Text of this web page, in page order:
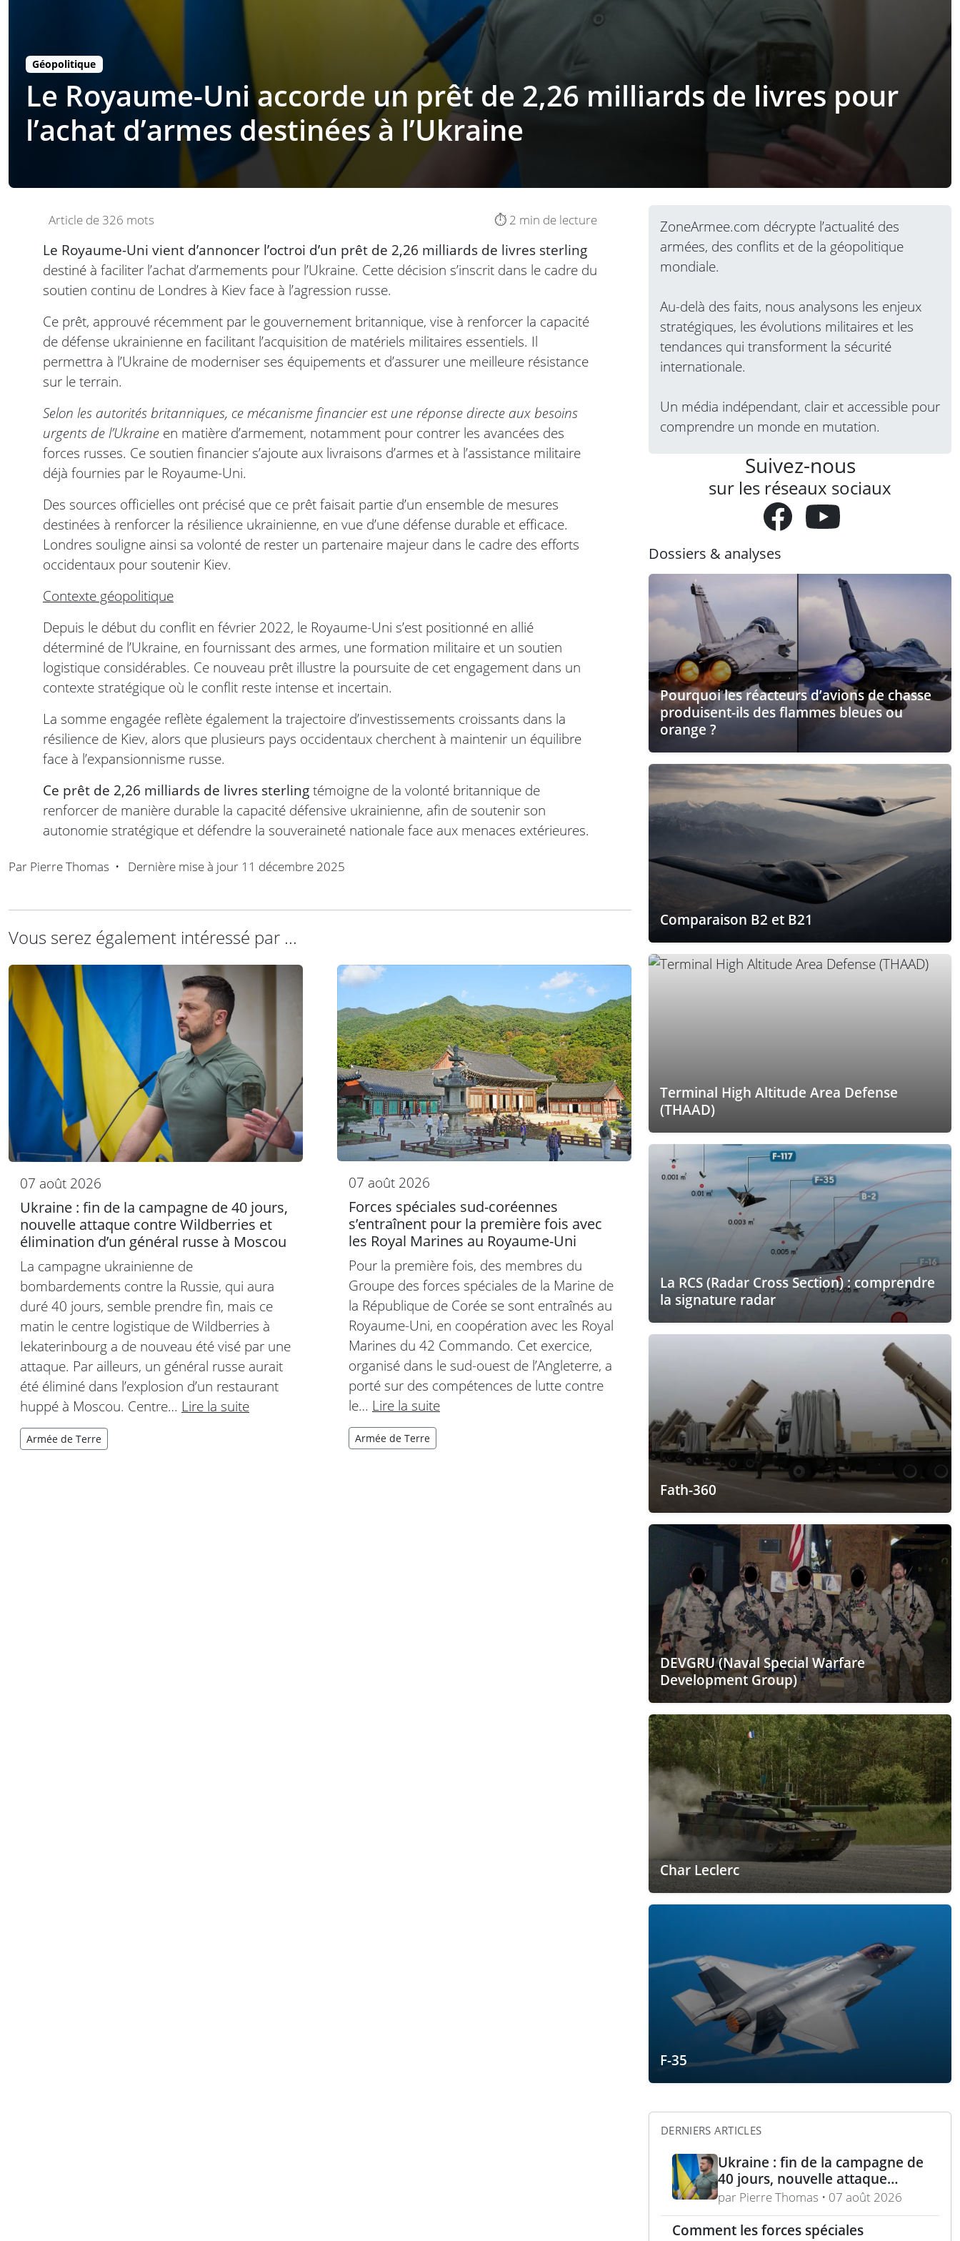
Géopolitique
Le Royaume-Uni accorde un prêt de 2,26 milliards de livres pour
l’achat d’armes destinées à l’Ukraine
Article de 326 mots ⏱️ 2 min de lecture
Le Royaume-Uni vient d’annoncer l’octroi d’un prêt de 2,26 milliards de livres sterling
destiné à faciliter l’achat d’armements pour l’Ukraine. Cette décision s’inscrit dans le cadre du
soutien continu de Londres à Kiev face à l’agression russe.
Ce prêt, approuvé récemment par le gouvernement britannique, vise à renforcer la capacité
de défense ukrainienne en facilitant l’acquisition de matériels militaires essentiels. Il
permettra à l’Ukraine de moderniser ses équipements et d’assurer une meilleure résistance
sur le terrain.
Selon les autorités britanniques, ce mécanisme financier est une réponse directe aux besoins
urgents de l’Ukraine en matière d’armement, notamment pour contrer les avancées des
forces russes. Ce soutien financier s’ajoute aux livraisons d’armes et à l’assistance militaire
déjà fournies par le Royaume-Uni.
Des sources officielles ont précisé que ce prêt faisait partie d’un ensemble de mesures
destinées à renforcer la résilience ukrainienne, en vue d’une défense durable et efficace.
Londres souligne ainsi sa volonté de rester un partenaire majeur dans le cadre des efforts
occidentaux pour soutenir Kiev.
Contexte géopolitique
Depuis le début du conflit en février 2022, le Royaume-Uni s’est positionné en allié
déterminé de l’Ukraine, en fournissant des armes, une formation militaire et un soutien
logistique considérables. Ce nouveau prêt illustre la poursuite de cet engagement dans un
contexte stratégique où le conflit reste intense et incertain.
La somme engagée reflète également la trajectoire d’investissements croissants dans la
résilience de Kiev, alors que plusieurs pays occidentaux cherchent à maintenir un équilibre
face à l’expansionnisme russe.
Ce prêt de 2,26 milliards de livres sterlingtémoigne de la volonté britannique de
renforcer de manière durable la capacité défensive ukrainienne, afin de soutenir son
autonomie stratégique et défendre la souveraineté nationale face aux menaces extérieures.
Par Pierre Thomas • Dernière mise à jour 11 décembre 2025
Vous serez également intéressé par ...
07 août 2026
Ukraine : fin de la campagne de 40 jours,
nouvelle attaque contre Wildberries et
élimination d’un général russe à Moscou
La campagne ukrainienne de
bombardements contre la Russie, qui aura
duré 40 jours, semble prendre fin, mais ce
matin le centre logistique de Wildberries à
Iekaterinbourg a de nouveau été visé par une
attaque. Par ailleurs, un général russe aurait
été éliminé dans l’explosion d’un restaurant
huppé à Moscou. Centre… Lire la suite
Armée de Terre
07 août 2026
Forces spéciales sud-coréennes
s’entraînent pour la première fois avec
les Royal Marines au Royaume-Uni
Pour la première fois, des membres du
Groupe des forces spéciales de la Marine de
la République de Corée se sont entraînés au
Royaume-Uni, en coopération avec les Royal
Marines du 42 Commando. Cet exercice,
organisé dans le sud-ouest de l’Angleterre, a
porté sur des compétences de lutte contre
le… Lire la suite
Armée de Terre
ZoneArmee.com décrypte l’actualité des
armées, des conflits et de la géopolitique
mondiale.
Au-delà des faits, nous analysons les enjeux
stratégiques, les évolutions militaires et les
tendances qui transforment la sécurité
internationale.
Un média indépendant, clair et accessible pour
comprendre un monde en mutation.
Suivez-nous
sur les réseaux sociaux
Dossiers & analyses
Pourquoi les réacteurs d’avions de chasse
produisent-ils des flammes bleues ou
orange ?
Comparaison B2 et B21
Terminal High Altitude Area Defense
(THAAD)
La RCS (Radar Cross Section) : comprendre
la signature radar
Fath-360
DEVGRU (Naval Special Warfare
Development Group)
Char Leclerc
F-35
DERNIERS ARTICLES
Ukraine : fin de la campagne de
40 jours, nouvelle attaque
contre Wildberries et
élimination d’un général russe à
Moscou
par Pierre Thomas • 07 août 2026
Comment les forces spéciales